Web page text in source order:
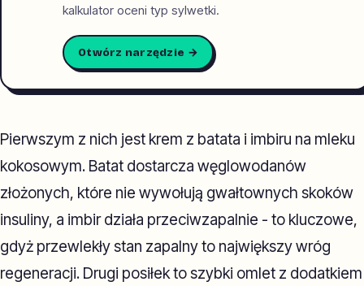
kalkulator oceni typ sylwetki.
Otwórz narzędzie →
Pierwszym z nich jest krem z batata i imbiru na mleku
kokosowym. Batat dostarcza węglowodanów
złożonych, które nie wywołują gwałtownych skoków
insuliny, a imbir działa przeciwzapalnie - to kluczowe,
gdyż przewlekły stan zapalny to największy wróg
regeneracji. Drugi posiłek to szybki omlet z dodatkiem